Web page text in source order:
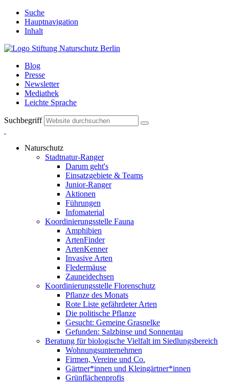
Suche
Hauptnavigation
Inhalt
Blog
Presse
Newsletter
Mediathek
Leichte Sprache
Suchbegriff
Naturschutz
Stadtnatur-Ranger
Darum geht's
Einsatzgebiete & Teams
Junior-Ranger
Aktionen
Führungen
Infomaterial
Koordinierungsstelle Fauna
Amphibien
ArtenFinder
ArtenKenner
Invasive Arten
Fledermäuse
Zauneidechsen
Koordinierungsstelle Florenschutz
Pflanze des Monats
Rote Liste gefährdeter Arten
Die politische Pflanze
Gesucht: Gemeine Grasnelke
Gefunden: Salzbinse und Sonnentau
Beratung für biologische Vielfalt im Siedlungsbereich
Wohnungsunternehmen
Firmen, Vereine und Co.
Gärtner*innen und Kleingärtner*innen
Grünflächenprofis